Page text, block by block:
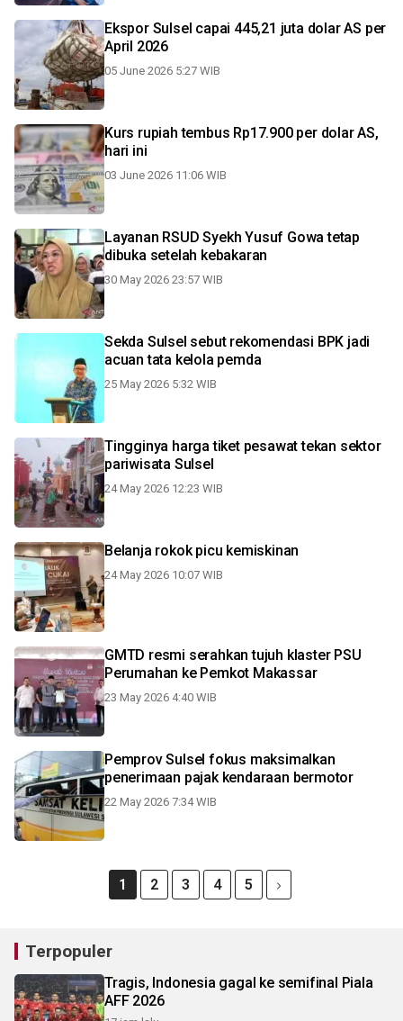
Ekspor Sulsel capai 445,21 juta dolar AS per
April 2026
05 June 2026 5:27 WIB
Kurs rupiah tembus Rp17.900 per dolar AS,
hari ini
03 June 2026 11:06 WIB
Layanan RSUD Syekh Yusuf Gowa tetap
dibuka setelah kebakaran
30 May 2026 23:57 WIB
Sekda Sulsel sebut rekomendasi BPK jadi
acuan tata kelola pemda
25 May 2026 5:32 WIB
Tingginya harga tiket pesawat tekan sektor
pariwisata Sulsel
24 May 2026 12:23 WIB
Belanja rokok picu kemiskinan
24 May 2026 10:07 WIB
GMTD resmi serahkan tujuh klaster PSU
Perumahan ke Pemkot Makassar
23 May 2026 4:40 WIB
Pemprov Sulsel fokus maksimalkan
penerimaan pajak kendaraan bermotor
22 May 2026 7:34 WIB
1 2 3 4 5
Terpopuler
Tragis, Indonesia gagal ke semifinal Piala
AFF 2026